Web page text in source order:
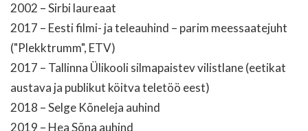
2002 – Sirbi laureaat
2017 – Eesti filmi- ja teleauhind – parim meessaatejuht
("Plekktrumm", ETV)
2017 – Tallinna Ülikooli silmapaistev vilistlane (eetikat
austava ja publikut köitva teletöö eest)
2018 – Selge Kõneleja auhind
2019 – Hea Sõna auhind